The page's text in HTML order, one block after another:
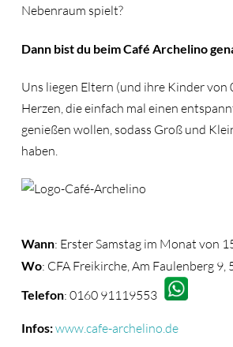
Nebenraum spielt?
Dann bist du beim Café Archelino
Uns liegen Eltern (und ihre Kinder von
Herzen, die einfach mal einen
genießen wollen, sodass Groß und
haben.
Wann: Erster Samstag im Monat von
Wo: CFA Freikirche, Am Faulenberg 9,
Telefon: 0160 91119553
Infos:www.cafe-archelino.de